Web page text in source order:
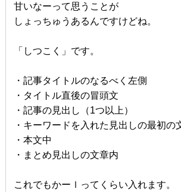
甘いなーって思うことが
しょっちゅうあるんですけどね。
「しつこく」です。
・記事タイトルのなるべく左側
・タイトル直後の冒頭文
・記事の見出し（1つ以上）
・キーワードを入れた見出しの最初の
・本文中
・まとめ見出しの文章内
これでもかーｌってくらい入れます。